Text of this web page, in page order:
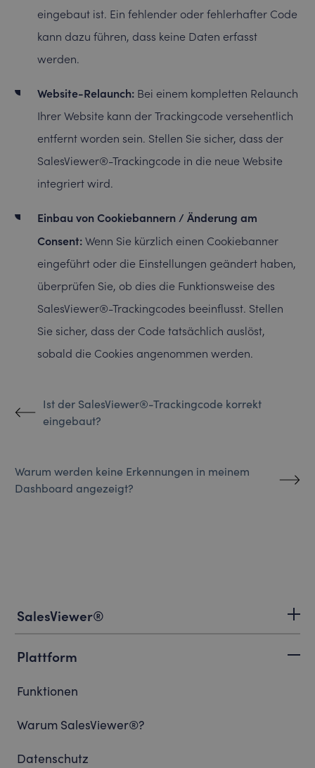
eingebaut ist. Ein fehlender oder fehlerhafter Code
kann dazu führen, dass keine Daten erfasst
werden.
Website-Relaunch: Bei einem kompletten Relaunch
Ihrer Website kann der Trackingcode versehentlich
entfernt worden sein. Stellen Sie sicher, dass der
SalesViewer®-Trackingcode in die neue Website
integriert wird.
Einbau von Cookiebannern / Änderung am
Consent:Wenn Sie kürzlich einen Cookiebanner
eingeführt oder die Einstellungen geändert haben,
überprüfen Sie, ob dies die Funktionsweise des
SalesViewer®-Trackingcodes beeinflusst. Stellen
Sie sicher, dass der Code tatsächlich auslöst,
sobald die Cookies angenommen werden.
Ist der SalesViewer®-Trackingcode korrekt
eingebaut?
Warum werden keine Erkennungen in meinem
Dashboard angezeigt?
SalesViewer®
Plattform
Funktionen
Warum SalesViewer®?
Datenschutz